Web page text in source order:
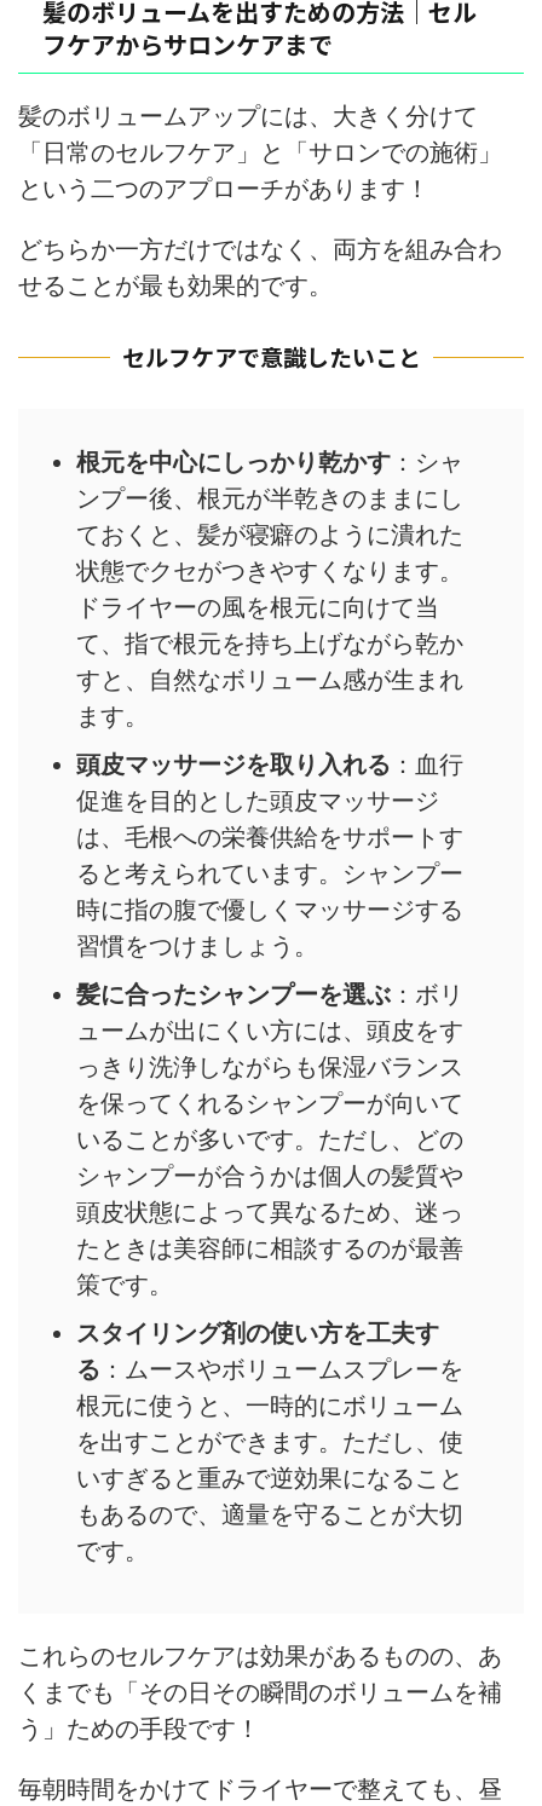
髪のボリュームを出すための方法｜セル
フケアからサロンケアまで
髪のボリュームアップには、大きく分けて
「日常のセルフケア」と「サロンでの施術」
という二つのアプローチがあります！
どちらか一方だけではなく、両方を組み合わ
せることが最も効果的です。
セルフケアで意識したいこと
根元を中心にしっかり乾かす ：シャ
ンプー後、根元が半乾きのままにし
ておくと、髪が寝癖のように潰れた
状態でクセがつきやすくなります。
ドライヤーの風を根元に向けて当
て、指で根元を持ち上げながら乾か
すと、自然なボリューム感が生まれ
ます。
頭皮マッサージを取り入れる ：血行
促進を目的とした頭皮マッサージ
は、毛根への栄養供給をサポートす
ると考えられています。シャンプー
時に指の腹で優しくマッサージする
習慣をつけましょう。
髪に合ったシャンプーを選ぶ ：ボリ
ュームが出にくい方には、頭皮をす
っきり洗浄しながらも保湿バランス
を保ってくれるシャンプーが向いて
いることが多いです。ただし、どの
シャンプーが合うかは個人の髪質や
頭皮状態によって異なるため、迷っ
たときは美容師に相談するのが最善
策です。
スタイリング剤の使い方を工夫す
る ：ムースやボリュームスプレーを
根元に使うと、一時的にボリューム
を出すことができます。ただし、使
いすぎると重みで逆効果になること
もあるので、適量を守ることが大切
です。
これらのセルフケアは効果があるものの、あ
くまでも「その日その瞬間のボリュームを補
う」ための手段です！
毎朝時間をかけてドライヤーで整えても、昼